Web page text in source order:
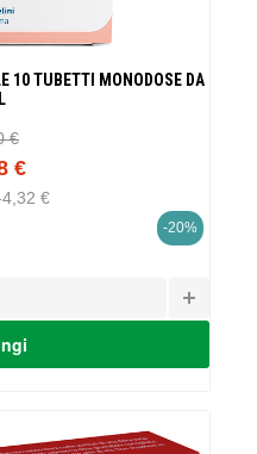
10 TUBETTI MONODOSE DA
€
€
€
-20%